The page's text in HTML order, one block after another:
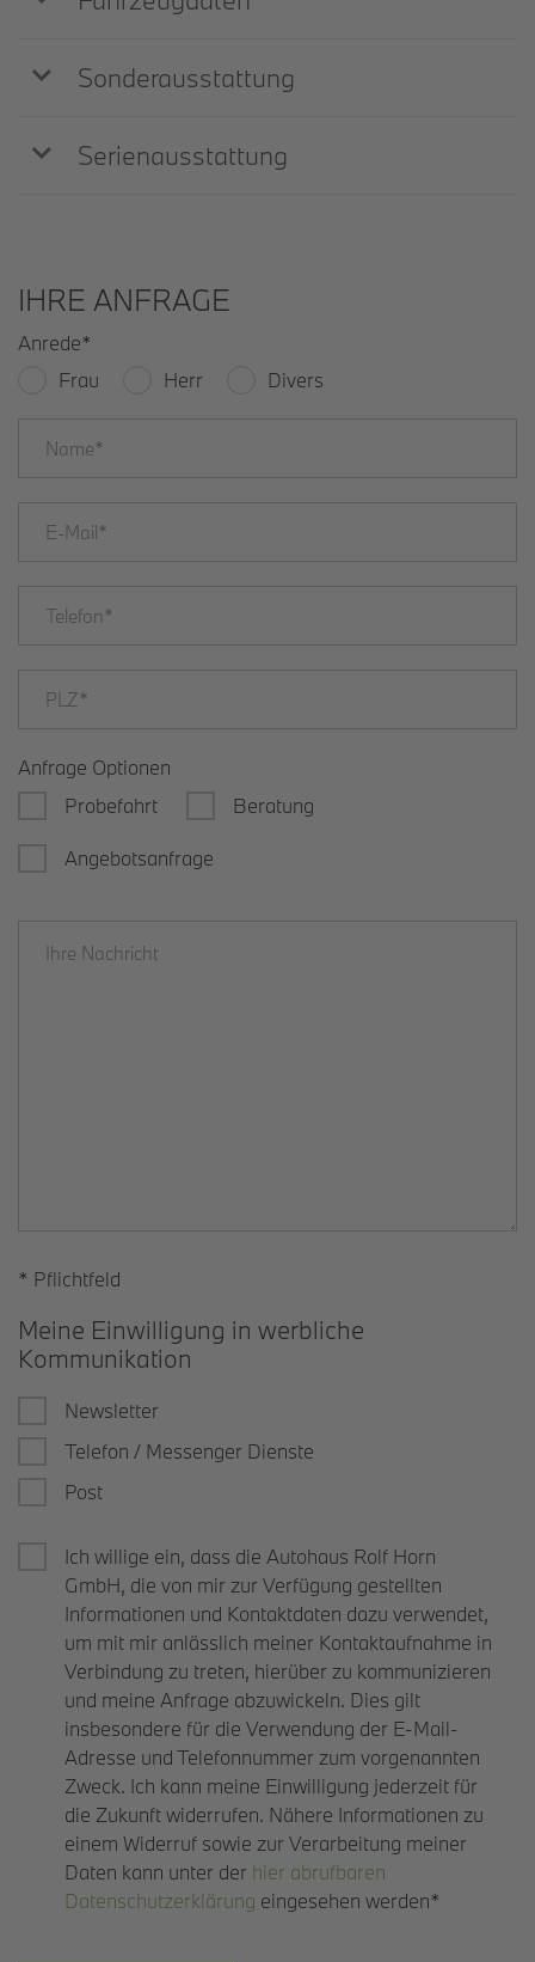
Sonderausstattung
Serienausstattung
IHRE ANFRAGE
Anrede*
Frau
Herr Divers
Anfrage Optionen
Probefahrt
Beratung
Angebotsanfrage
* Pflichtfeld
Meine Einwilligung in werbliche
Kommunikation
Newsletter
Telefon / Messenger Dienste
Post
Ich willige ein, dass die Autohaus Rolf Horn
GmbH, die von mir zur Verfügung gestellten
Informationen und Kontaktdaten dazu verwendet,
um mit mir anlässlich meiner Kontaktaufnahme in
Verbindung zu treten, hierüber zu kommunizieren
und meine Anfrage abzuwickeln. Dies gilt
insbesondere für die Verwendung der E-Mail-
Adresse und Telefonnummer zum vorgenannten
Zweck. Ich kann meine Einwilligung jederzeit für
die Zukunft widerrufen. Nähere Informationen zu
einem Widerruf sowie zur Verarbeitung meiner
Daten kann unter der hier abrufbaren
Datenschutzerklärung eingesehen werden*